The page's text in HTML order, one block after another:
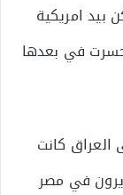
بيد امريكية
في بعدها
العراق كانت
في مصر